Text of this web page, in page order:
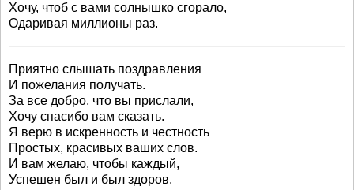
Хочу, чтоб с вами солнышко сгорало,
Одаривая миллионы раз.
Приятно слышать поздравления
И пожелания получать.
За все добро, что вы прислали,
Хочу спасибо вам сказать.
Я верю в искренность и честность
Простых, красивых ваших слов.
И вам желаю, чтобы каждый,
Успешен был и был здоров.